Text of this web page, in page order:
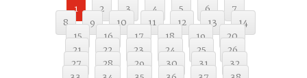
1 2 3 4 5 6
7
8
9 10 11 12 13
14
15
16 17 18 19
20
21
22 23 24 25
26
27
28 29 30 31
32